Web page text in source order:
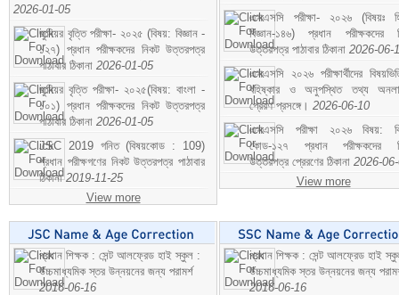
2026-01-05
জুনিয়র বৃত্তি পরীক্ষা- ২০২৫ (বিষয়: বিজ্ঞান -
১২৭) প্রধান পরীক্ষকদের নিকট উত্তরপত্র
পাঠাবার ঠিকানা 2026-01-05
জুনিয়র বৃত্তি পরীক্ষা- ২০২৫(বিষয়: বাংলা -
১০১) প্রধান পরীক্ষকদের নিকট উত্তরপত্র
পাঠাবার ঠিকানা 2026-01-05
JSC 2019 গনিত (বিষয়কোড : 109)
প্রধান পরীক্ষগণের নিকট উত্তরপত্র পাঠাবার
ঠিকানা2019-11-25
View more
এসএসসি পরীক্ষা- ২০২৬ (বিষয়ঃ
বিজ্ঞান-১৪৬) প্রধান পরীক্ষকদের
উত্তরপত্র পাঠাবার ঠিকানা 2026-06-
এসএসসি ২০২৬ পরীক্ষার্থীদের
বহিষ্কার ও অনুপস্থিত তথ্য
প্রেরণ প্রসঙ্গে। 2026-06-10
এসএসসি পরীক্ষা ২০২৬ বিষয়:
কোড-১২৭ প্রধান পরীক্ষকদের
উত্তরপত্র প্রেরণের ঠিকানা 2026-
View more
প্রধান শিক্ষক : সেন্ট আলফ্রেড হাই স্কুল :
উচ্চমাধ্যমিক স্তর উন্নয়নের জন্য পরামর্শ
2016-06-16
প্রধান শিক্ষক : সেন্ট আলফ্রেড হাই
উচ্চমাধ্যমিক স্তর উন্নয়নের জন্য
2016-06-16